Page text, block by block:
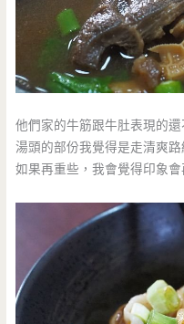
他們家的牛筋跟牛肚表現的還
湯頭的部份我覺得是走清爽路
如果再重些，我會覺得印象